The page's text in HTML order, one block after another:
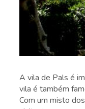
A vila de Pals é
vila é também
Com um misto